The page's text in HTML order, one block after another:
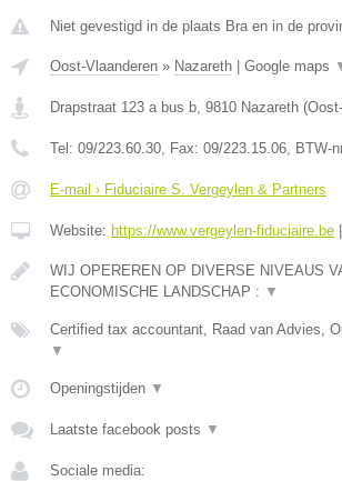
Niet gevestigd in de plaats Bra en in de
Oost-Vlaanderen » Nazareth Google maps
Drapstraat 123 a bus b 9810 Nazareth (
Tel: 09/223.60.30 , Fax: 09/223.15.06 , BTW-
E-mail › Fiduciaire S. Vergeylen & Partners
Website: https://www.vergeylen-fiduciaire.be
WIJ OPEREREN OP DIVERSE NIVEAUS
ECONOMISCHE LANDSCHAP : ▼
Certified tax accountant, Raad van Advies,
▼
Openingstijden ▼
Laatste facebook posts ▼
Sociale media: